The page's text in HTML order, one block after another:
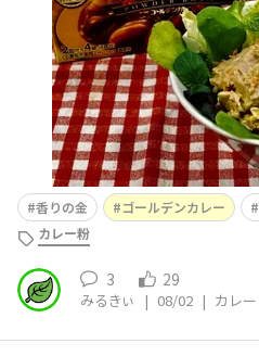
香りの金 ゴールデンカレー
カレー粉
3 29
みるきぃ | 08/02 | カレー